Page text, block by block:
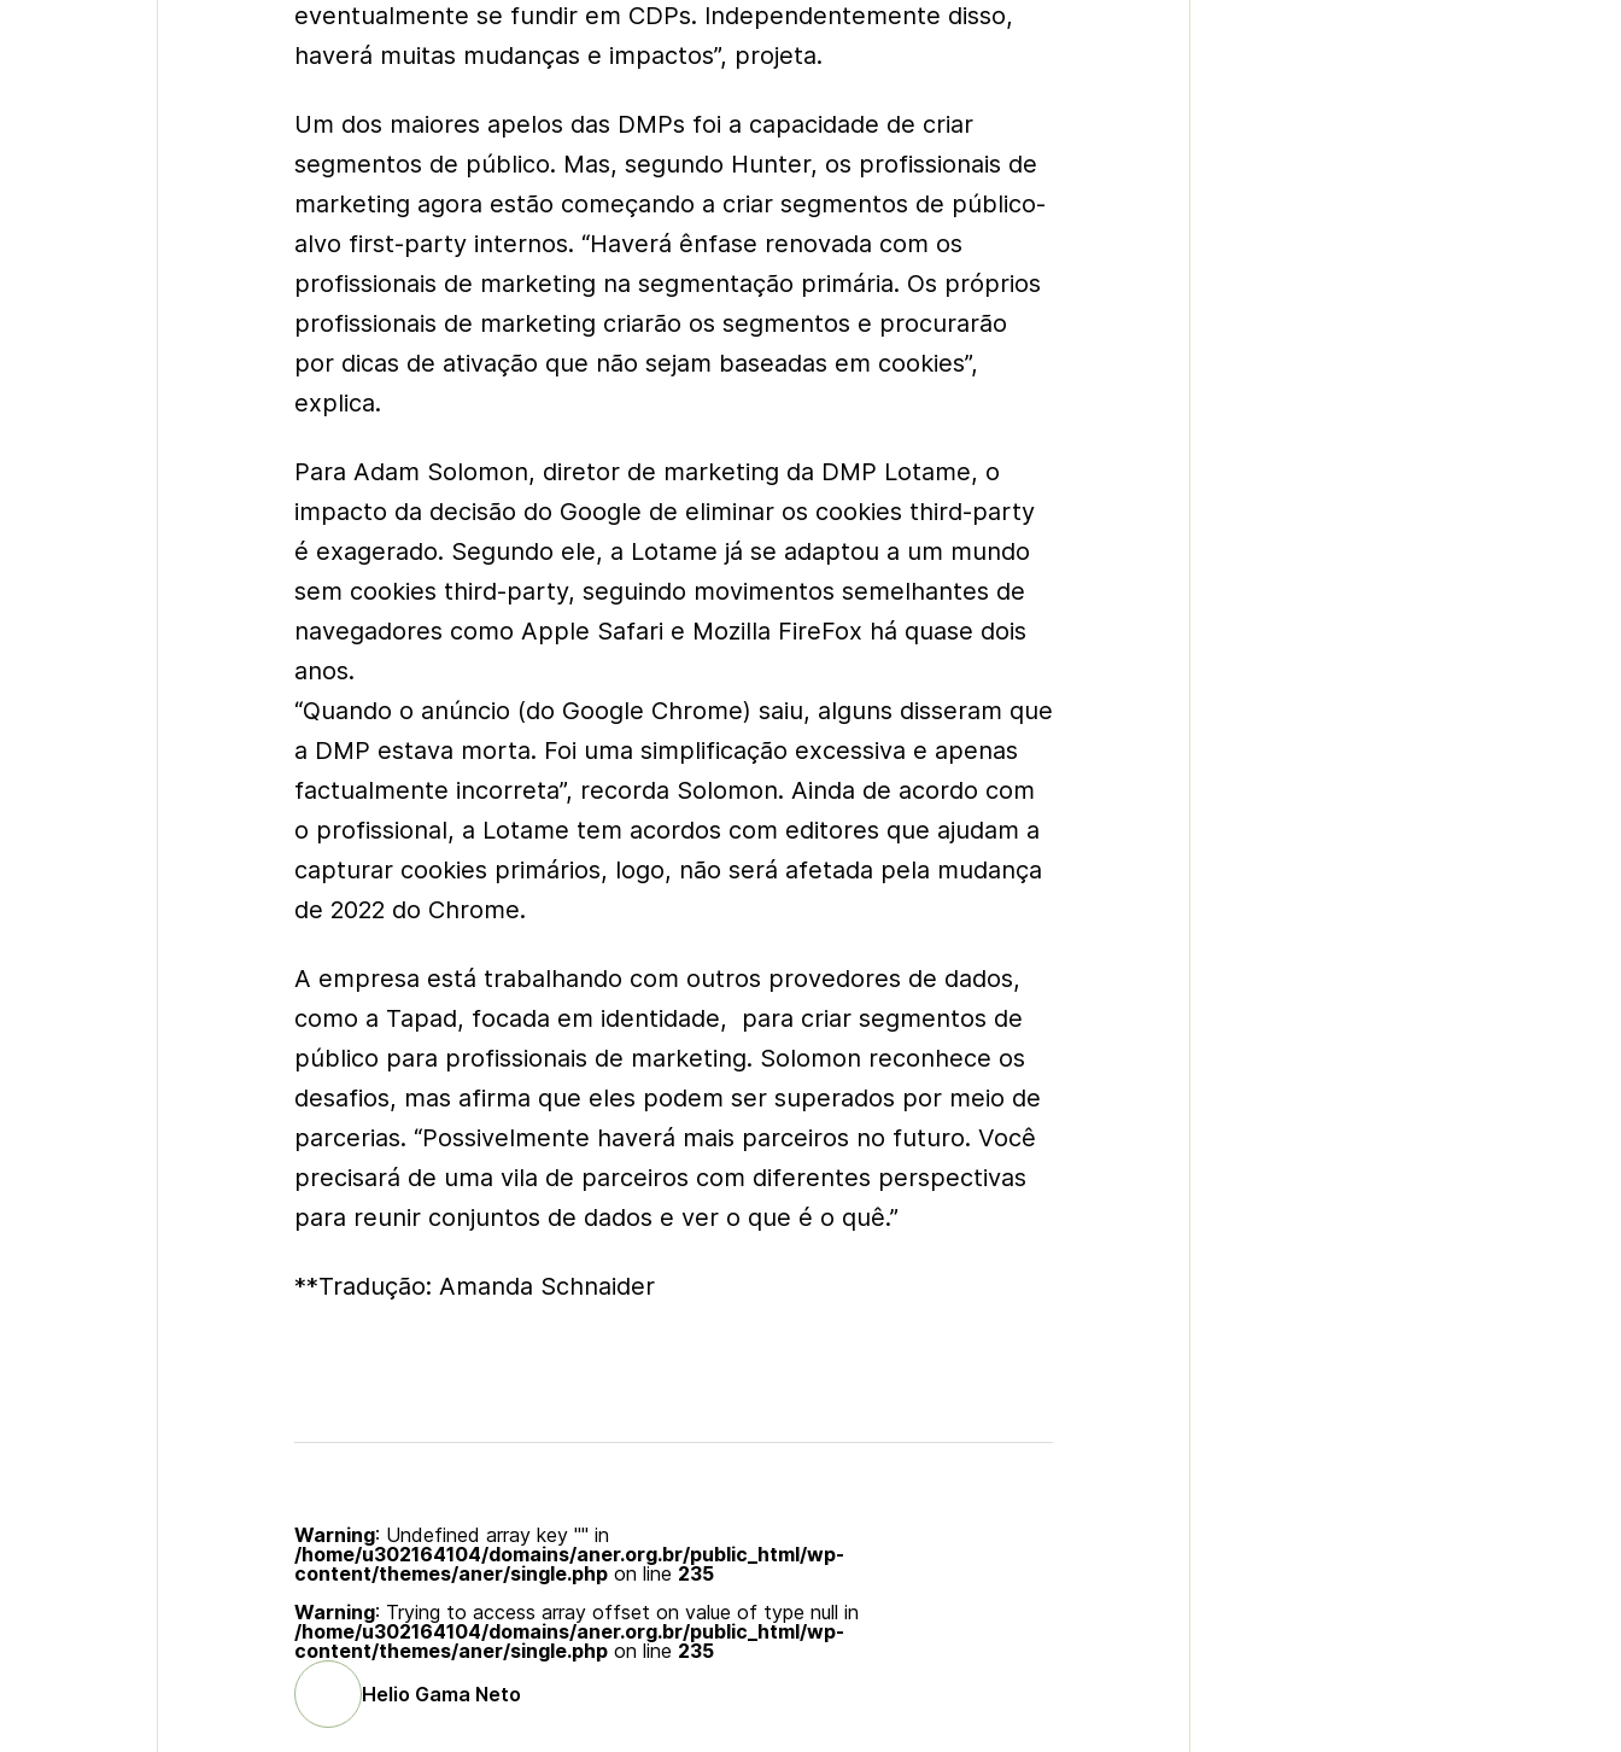
eventualmente se fundir em CDPs. Independentemente disso,
haverá muitas mudanças e impactos”, projeta.
Um dos maiores apelos das DMPs foi a capacidade de criar
segmentos de público. Mas, segundo Hunter, os profissionais de
marketing agora estão começando a criar segmentos de público-
alvo first-party internos. “Haverá ênfase renovada com os
profissionais de marketing na segmentação primária. Os próprios
profissionais de marketing criarão os segmentos e procurarão
por dicas de ativação que não sejam baseadas em cookies”,
explica.
Para Adam Solomon, diretor de marketing da DMP Lotame, o
impacto da decisão do Google de eliminar os cookies third-party
é exagerado. Segundo ele, a Lotame já se adaptou a um mundo
sem cookies third-party, seguindo movimentos semelhantes de
navegadores como Apple Safari e Mozilla FireFox há quase dois
anos.
“Quando o anúncio (do Google Chrome) saiu, alguns disseram que
a DMP estava morta. Foi uma simplificação excessiva e apenas
factualmente incorreta”, recorda Solomon. Ainda de acordo com
o profissional, a Lotame tem acordos com editores que ajudam a
capturar cookies primários, logo, não será afetada pela mudança
de 2022 do Chrome.
A empresa está trabalhando com outros provedores de dados,
como a Tapad, focada em identidade, para criar segmentos de
público para profissionais de marketing. Solomon reconhece os
desafios, mas afirma que eles podem ser superados por meio de
parcerias. “Possivelmente haverá mais parceiros no futuro. Você
precisará de uma vila de parceiros com diferentes perspectivas
para reunir conjuntos de dados e ver o que é o quê.”
**Tradução: Amanda Schnaider
Warning: Undefined array key "" in
/home/u302164104/domains/aner.org.br/public_html/wp-
content/themes/aner/single.php on line 235
Warning: Trying to access array offset on value of type null in
/home/u302164104/domains/aner.org.br/public_html/wp-
content/themes/aner/single.php on line 235
Helio Gama Neto